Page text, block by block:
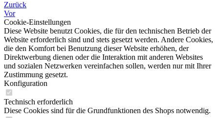
Zurück
Vor
Cookie-Einstellungen
Diese Website benutzt Cookies, die für den technischen Betrieb der
Website erforderlich sind und stets gesetzt werden. Andere Cookies,
die den Komfort bei Benutzung dieser Website erhöhen, der
Direktwerbung dienen oder die Interaktion mit anderen Websites
und sozialen Netzwerken vereinfachen sollen, werden nur mit Ihrer
Zustimmung gesetzt.
Konfiguration
Technisch erforderlich
Diese Cookies sind für die Grundfunktionen des Shops notwendig.